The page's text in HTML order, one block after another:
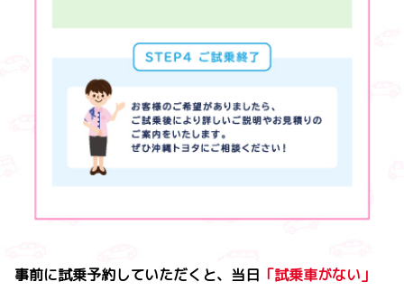
事前に試乗予約していただくと、当日 「試乗車がない」